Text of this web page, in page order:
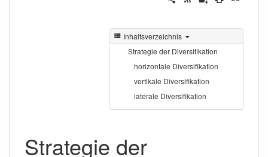
Inhaltsverzeichnis
Strategie der Diversifikation
horizontale Diversifikation
vertikale Diversifikation
laterale Diversifikation
Strategie der